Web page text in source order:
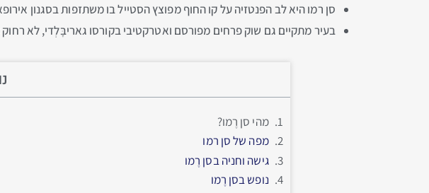
סן רמו היא לב הפנטזיה על קו החוף מפוצץ הסטייל בו משתזפות בסגנון
בעיר מתקיים גם שוק פרחים מפורסם ואטרקטיבי בקורסו גאריבָּלְדי, לא
מהי סן רֶמו?
מפה של סן רמו
גישה וחניה בסן רֶמו
נופש בסן רֶמו